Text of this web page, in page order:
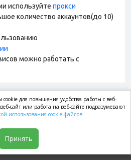
используйте прокси
количество аккаунтов(до 10)
можно работать с
cookie для повышения удобства работы с веб-
сайт или работа на веб-сайте подразумевают
использования cookie файлов.
Принять